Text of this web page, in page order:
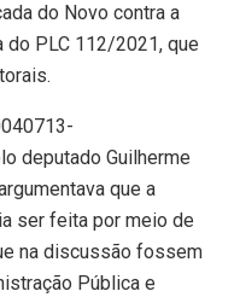
do Novo contra a
do PLC 112/2021, que
deputado Guilherme
que a
ser feita por meio de
na discussão fossem
Pública e